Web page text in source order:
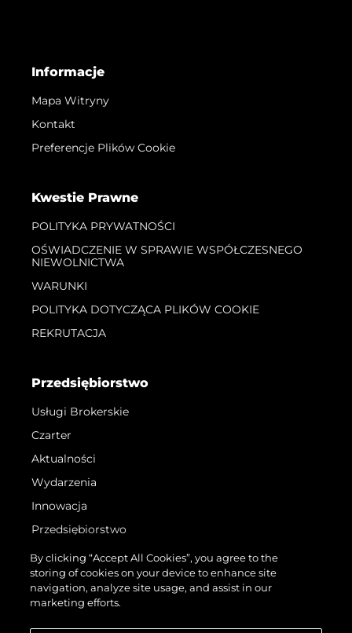
Informacje
Mapa Witryny
Kontakt
Preferencje Plików Cookie
Kwestie Prawne
POLITYKA PRYWATNOŚCI
OŚWIADCZENIE W SPRAWIE WSPÓŁCZESNEGO
NIEWOLNICTWA
WARUNKI
POLITYKA DOTYCZĄCA PLIKÓW COOKIE
REKRUTACJA
Przedsiębiorstwo
Usługi Brokerskie
Czarter
Aktualności
Wydarzenia
Innowacja
Przedsiębiorstwo
Zespół
Styl Życia
Tradycja
By clicking “Accept All Cookies”, you agree to the
storing of cookies on your device to enhance site
navigation, analyze site usage, and assist in our
marketing efforts.